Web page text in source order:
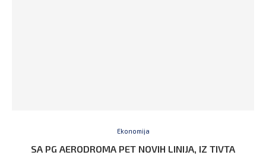
Ekonomija
SA PG AERODROMA PET NOVIH LINIJA, IZ TIVTA